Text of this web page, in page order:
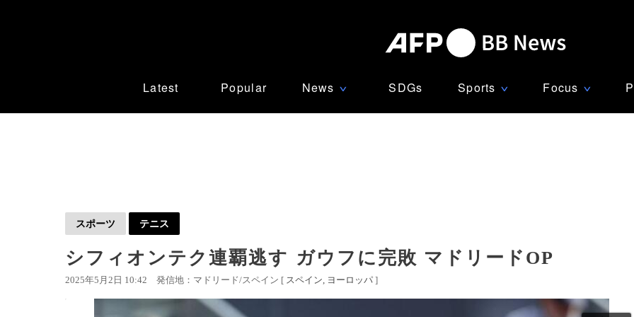
Latest Popular News ∨ SDGs Sports ∨ Focus ∨
スポーツ テニス
シフィオンテク連覇逃す ガウフに完敗 マドリードOP
2025年5月2日 10:42 発信地：マドリード/スペイン [ スペイン ヨーロッパ ]